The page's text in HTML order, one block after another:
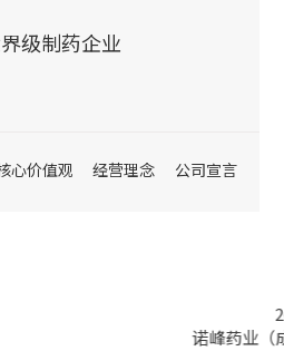
级​制药企业
心价值观 经营理念 公司宣言
诺峰药业（成都）有限公司成立